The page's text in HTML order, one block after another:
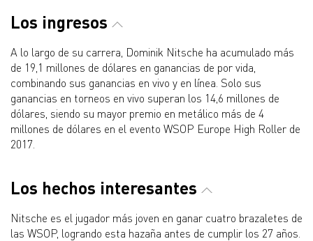
Los ingresos
A lo largo de su carrera, Dominik Nitsche ha acumulado más
de 19,1 millones de dólares en ganancias de por vida,
combinando sus ganancias en vivo y en línea. Solo sus
ganancias en torneos en vivo superan los 14,6 millones de
dólares, siendo su mayor premio en metálico más de 4
millones de dólares en el evento WSOP Europe High Roller de
2017.
Los hechos interesantes
Nitsche es el jugador más joven en ganar cuatro brazaletes de
las WSOP, logrando esta hazaña antes de cumplir los 27 años.